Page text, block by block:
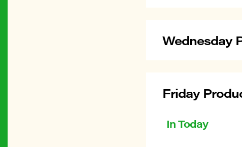
Wednesday
Friday
In Today